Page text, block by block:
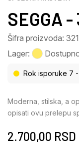
SEGGA
Šifra proizvoda:
Lager:
Rok isporuke 7 -
Moderna, stilska, a
opisati ovu prelepu
kombinacijom
2.700,00 RSD